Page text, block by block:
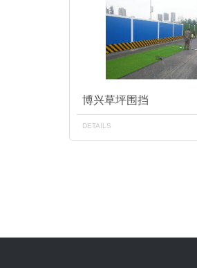
博兴草坪围挡
DETAILS